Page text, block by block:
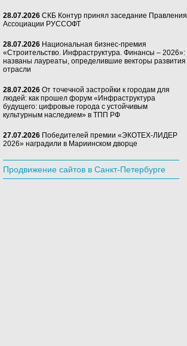
28.07.2026 СКБ Контур принял заседание Правления
Ассоциации РУССОФТ
28.07.2026 Национальная бизнес-премия
«Строительство. Инфраструктура. Финансы – 2026»:
названы лауреаты, определившие векторы развития
отрасли
28.07.2026 От точечной застройки к городам для
людей: как прошел форум «Инфраструктура
будущего: цифровые города с устойчивым
культурным наследием» в ТПП РФ
27.07.2026 Победителей премии «ЭКОТЕХ-ЛИДЕР
2026» наградили в Мариинском дворце
Продвижение сайтов в Санкт-Петербурге